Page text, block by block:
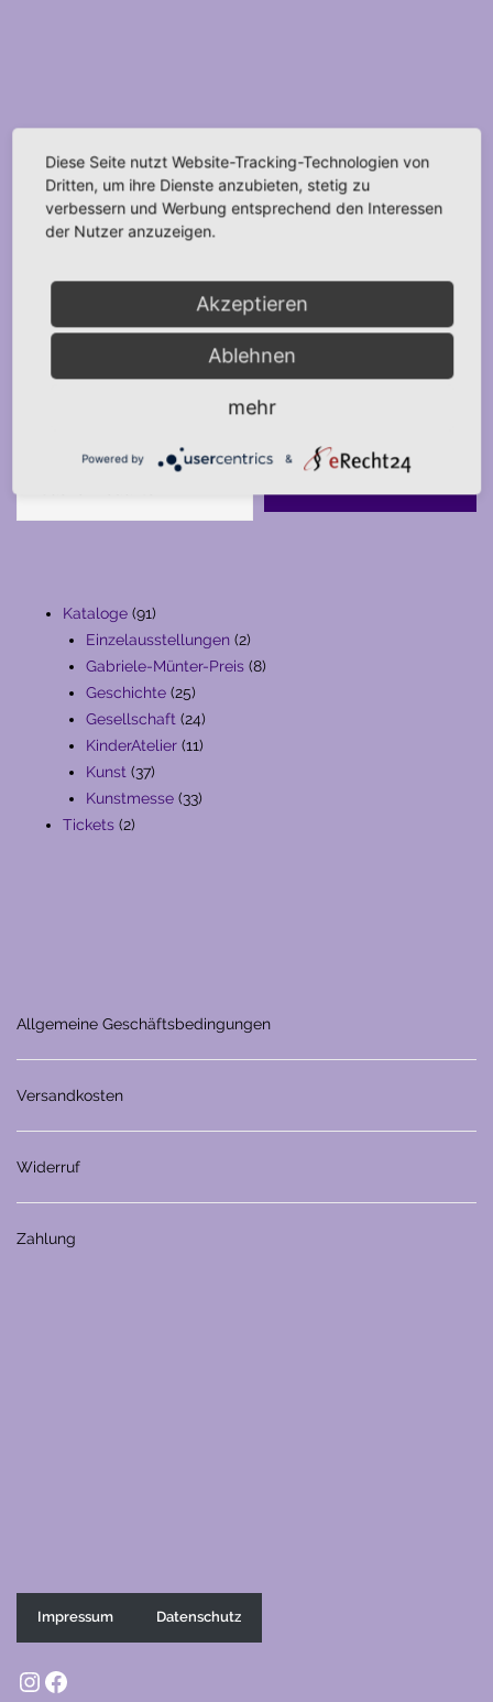
Kataloge 9191
Produkte
Einzelausstellungen 22
Produkte
Gabriele-Münter-Preis 88
Geschichte 2525
Produkte
Gesellschaft 2424
Produkte
KinderAtelier 1111
Kunst 3737
Produkte
Kunstmesse 3333
Tickets 22
Allgemeine Geschäftsbedingungen
Versandkosten
Widerruf
Zahlung
Impressum Datenschutz
Instagram
Facebook
Diese Seite nutzt Website-Tracking-Technologien von
Dritten, um ihre Dienste anzubieten, stetig zu
verbessern und Werbung entsprechend den Interessen
der Nutzer anzuzeigen.
Akzeptieren
Ablehnen
mehr
Powered by &